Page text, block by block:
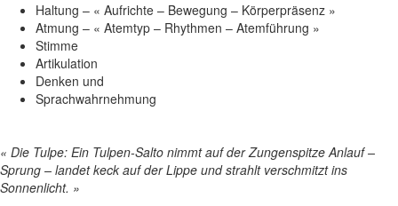
Haltung – « Aufrichte – Bewegung – Körperpräsenz »
Atmung – « Atemtyp – Rhythmen – Atemführung »
Stimme
Artikulation
Denken und
Sprachwahrnehmung
« Die Tulpe: Ein Tulpen-Salto nimmt auf der Zungenspitze Anlauf –
Sprung – landet keck auf der Lippe und strahlt verschmitzt ins
Sonnenlicht. »